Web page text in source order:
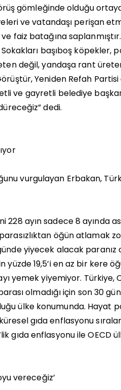
gömleğinde olduğu
ve vatandaşı perişan
faiz batağına
başıboş köpekler,
değil, yandaşa rant
Yeniden Refah
ve gayretli belediye
dedi.
vurgulayan Erbakan,
ayın sadece 8 ayında
öğün atlamak
yiyecek alacak paranız
yüzde 19,5’i en az bir kere
yemek yiyemiyor. Türkiye,
olmadığı için son 30
ülke konumunda. Hayat
gıda enflasyonu
gıda enflasyonu ile OECD
vereceğiz’